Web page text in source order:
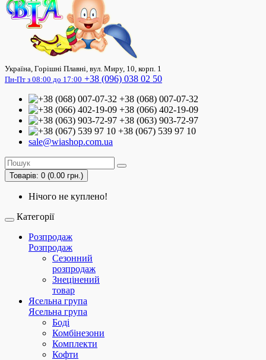
Україна, Горішні Плавні, вул. Миру, 10, корп. 1
Пн-Пт з 08:00 до 17:00 +38 (096) 038 02 50
+38 (068) 007-07-32
+38 (066) 402-19-09
+38 (063) 903-72-97
+38 (067) 539 97 10
sale@wiashop.com.ua
Товарів: 0 (0.00 грн.)
Нічого не куплено!
Категорії
Розпродаж
Розпродаж
Сезонний
розпродаж
Знецінений
товар
Ясельна група
Ясельна група
Боді
Комбінезони
Комплекти
Кофти